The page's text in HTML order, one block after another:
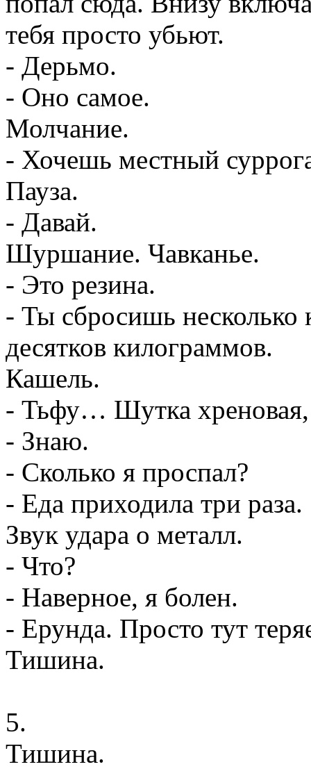
тебя просто убьют.
- Дерьмо.
- Оно самое.
Молчание.
- Хочешь местный
Пауза.
- Давай.
Шуршание. Чавканье.
- Это резина.
- Ты сбросишь
десятков килограммов.
Кашель.
- Тьфу… Шутка
- Знаю.
- Сколько я проспал?
- Еда приходила три раза.
Звук удара о металл.
- Что?
- Наверное, я болен.
- Ерунда. Просто тут
Тишина.
5.
Тишина.